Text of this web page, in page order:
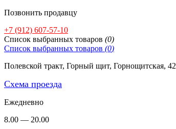
Позвонить продавцу
+7 (912) 607-57-10
Cписок выбранных товаров (0)
Cписок выбранных товаров (0)
Полевской тракт, Горный щит, Горнощитская, 42
Схема проезда
Ежедневно
8.00 — 20.00